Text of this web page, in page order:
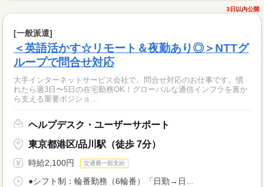
3日以内公開
[一般派遣]
＜英語活かす☆リモート＆夜勤あり◎＞NTTグ
ループで問合せ対応
大手インターネットサービス会社で、問合せ対応のお仕事です。慣
れたら週3日〜5日の在宅勤務OK！グローバルな通信インフラを裏か
ら支える重要ポジショ...
ヘルプデスク・ユーザーサポート
東京都港区/品川駅（徒歩 7分）
時給2,100円 交通費一部支給
●シフト制：輪番勤務（6輪番）「日勤→日...